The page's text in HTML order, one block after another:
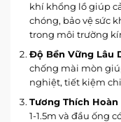
khí khổng lồ giúp
chóng, bảo vệ sức
trong môi trường
Độ Bền Vững Lâu
chống mài mòn
nghiệt, tiết kiệm
Tương Thích Hoàn
1-1.5m và đầu ống